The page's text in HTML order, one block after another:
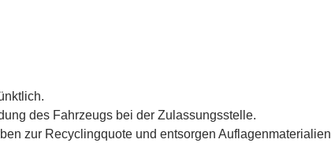
des Fahrzeugs bei der Zulassungsstelle.
zur Recyclingquote und entsorgen Auflagenmaterialien